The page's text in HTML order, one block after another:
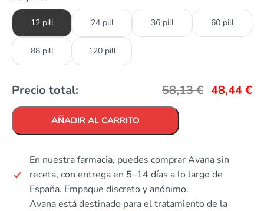
12 pill 24 pill 36 pill 60 pill
88 pill 120 pill
Precio total: 58,13€ 48,44€
AÑADIR AL CARRITO
En nuestra farmacia, puedes comprar Avana sin
receta, con entrega en 5–14 días a lo largo de
España. Empaque discreto y anónimo.
Avana está destinado para el tratamiento de la